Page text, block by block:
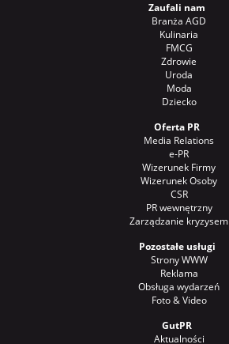
Zaufali nam
Branża AGD
Kulinaria
FMCG
Zdrowie
Uroda
Moda
Dziecko
Oferta PR
Media Relations
e-PR
Wizerunek Firmy
Wizerunek Osoby
CSR
PR wewnętrzny
Zarządzanie kryzysem
Pozostałe usługi
Strony WWW
Reklama
Obsługa wydarzeń
Foto & Video
GutPR
Aktualności